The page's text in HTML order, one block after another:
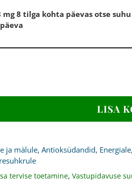
8 tilga kohta päevas otse
LISA
ja mälule, Antioksüdandid, Energiale,
tervise toetamine, Vastupidavuse